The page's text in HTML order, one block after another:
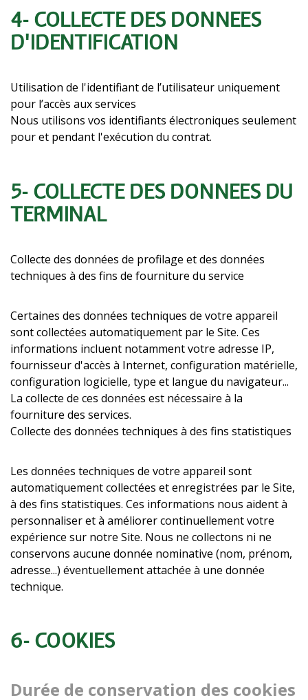
4- COLLECTE DES DONNÉES
D'IDENTIFICATION
Utilisation de l'identifiant de l’utilisateur uniquement
pour l’accès aux services
Nous utilisons vos identifiants électroniques seulement
pour et pendant l'exécution du contrat.
5- COLLECTE DES DONNÉES DU
TERMINAL
Collecte des données de profilage et des données
techniques à des fins de fourniture du service
Certaines des données techniques de votre appareil
sont collectées automatiquement par le Site. Ces
informations incluent notamment votre adresse IP,
fournisseur d'accès à Internet, configuration matérielle,
configuration logicielle, type et langue du navigateur...
La collecte de ces données est nécessaire à la
fourniture des services.
Collecte des données techniques à des fins statistiques
Les données techniques de votre appareil sont
automatiquement collectées et enregistrées par le Site,
à des fins statistiques. Ces informations nous aident à
personnaliser et à améliorer continuellement votre
expérience sur notre Site. Nous ne collectons ni ne
conservons aucune donnée nominative (nom, prénom,
adresse...) éventuellement attachée à une donnée
technique.
6- COOKIES
Durée de conservation des cookies